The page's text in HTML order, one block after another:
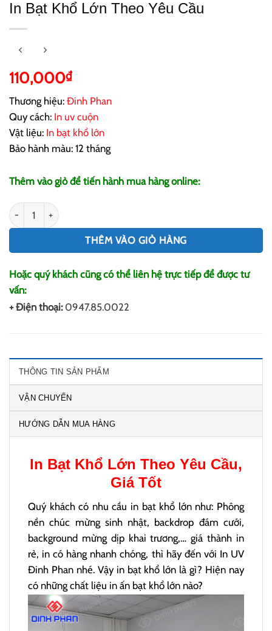
In Bạt Khổ Lớn Theo Yêu Cầu
110,000₫
Thương hiệu: Đinh Phan
Quy cách: In uv cuộn
Vật liệu: In bạt khổ lớn
Bảo hành màu: 12 tháng
Thêm vào giỏ để tiến hành mua hàng online:
In Bạt Khổ Lớn Theo Yêu Cầu số lượng
THÊM VÀO GIỎ HÀNG
Hoặc quý khách cũng có thể liên hệ trực tiếp để được tư
vấn:
+ Điện thoại: 0947.85.0022
THÔNG TIN SẢN PHẨM
VẬN CHUYỂN
HƯỚNG DẪN MUA HÀNG
In Bạt Khổ Lớn Theo Yêu Cầu,
Giá Tốt
Quý khách có nhu cầu in bạt khổ lớn như: Phông
nền chúc mừng sinh nhật, backdrop đám cưới,
background mừng dịp khai trương,… giá thành in
rẻ, in có hàng nhanh chóng, thì hãy đến với In UV
Đinh Phan nhé. Vậy in bạt khổ lớn là gì? Hiện nay
có những chất liệu in ấn bạt khổ lớn nào?